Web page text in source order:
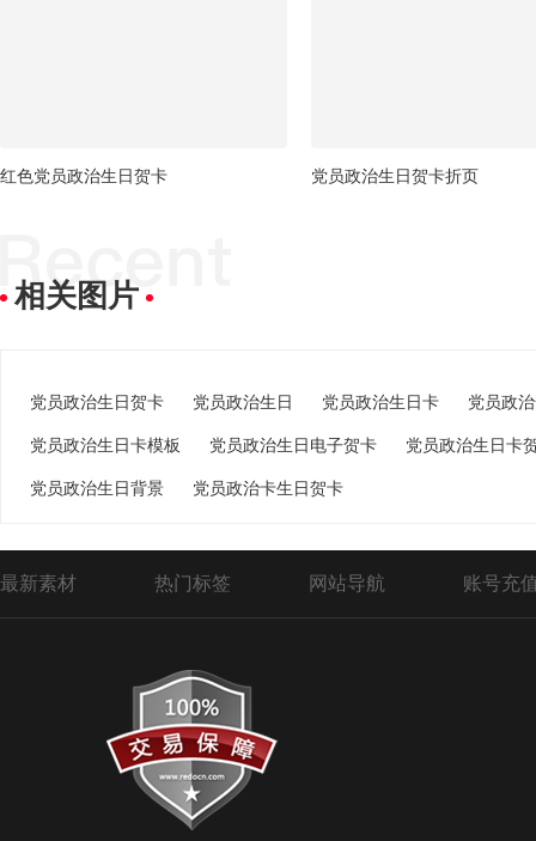
红色党员政治生日贺卡 党员政治生日贺卡折页
相关图片
党员政治生日贺卡 党员政治生日 党员政治生日卡 党员政
党员政治生日卡模板 党员政治生日电子贺卡 党员政治生日卡
党员政治生日背景 党员政治卡生日贺卡
最新素材 热门标签 网站导航 账号充